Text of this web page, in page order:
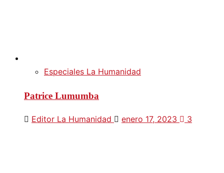
Especiales La Humanidad
Patrice Lumumba
Editor La Humanidad enero 17, 2023 3